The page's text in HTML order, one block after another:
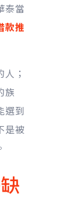
泰當
款推
；
族
選到
是被